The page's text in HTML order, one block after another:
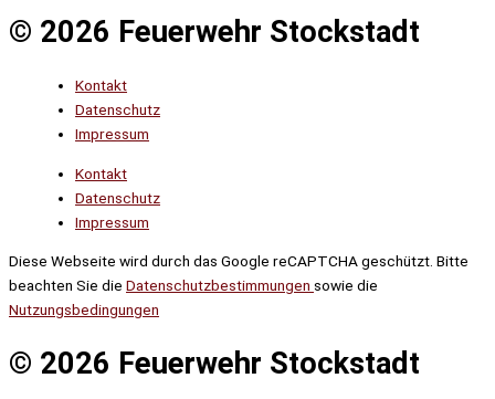
© 2026 Feuerwehr Stockstadt
Kontakt
Datenschutz
Impressum
Kontakt
Datenschutz
Impressum
Diese Webseite wird durch das Google reCAPTCHA geschützt. Bitte
beachten Sie die Datenschutzbestimmungen sowie die
Nutzungsbedingungen
© 2026 Feuerwehr Stockstadt